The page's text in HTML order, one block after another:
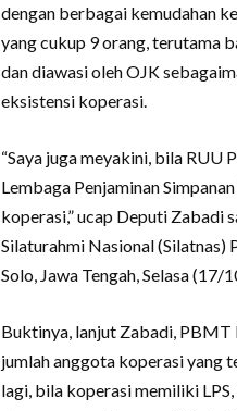
dengan berbagai kemudahan
yang cukup 9 orang, terutama
dan diawasi oleh OJK
eksistensi koperasi.
“Saya juga meyakini, bila RUU
Lembaga Penjaminan
koperasi,” ucap Deputi Zabadi
Silaturahmi Nasional
Solo, Jawa Tengah, Selasa (17/
Buktinya, lanjut Zabadi, PBMT
jumlah anggota koperasi yang
lagi, bila koperasi memiliki